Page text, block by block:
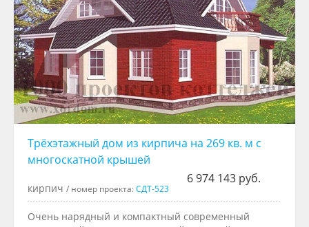
Трёхэтажный дом из кирпича на 269 кв. м с
многоскатной крышей
6 974 143 руб.
кирпич / номер проекта:СДТ-523
Очень нарядный и компактный современный